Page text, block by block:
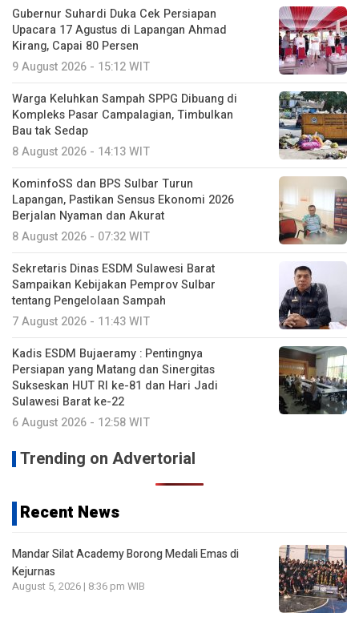
Gubernur Suhardi Duka Cek Persiapan
Upacara 17 Agustus di Lapangan Ahmad
Kirang, Capai 80 Persen
9 August 2026 - 15:12 WIT
Warga Keluhkan Sampah SPPG Dibuang di
Kompleks Pasar Campalagian, Timbulkan
Bau tak Sedap
8 August 2026 - 14:13 WIT
KominfoSS dan BPS Sulbar Turun
Lapangan, Pastikan Sensus Ekonomi 2026
Berjalan Nyaman dan Akurat
8 August 2026 - 07:32 WIT
Sekretaris Dinas ESDM Sulawesi Barat
Sampaikan Kebijakan Pemprov Sulbar
tentang Pengelolaan Sampah
7 August 2026 - 11:43 WIT
Kadis ESDM Bujaeramy : Pentingnya
Persiapan yang Matang dan Sinergitas
Sukseskan HUT RI ke-81 dan Hari Jadi
Sulawesi Barat ke-22
6 August 2026 - 12:58 WIT
Trending on Advertorial
Recent News
Mandar Silat Academy Borong Medali Emas di
Kejurnas
August 5, 2026 | 8:36 pm WIB